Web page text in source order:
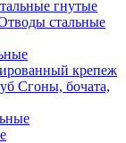
гнутые
стальные
крепеж
Сгоны, бочата,